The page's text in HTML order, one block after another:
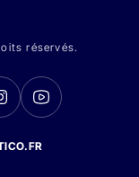
réservés.